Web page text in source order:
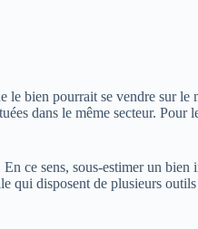
bien pourrait se vendre sur le
dans le même secteur.
ce sens, sous-estimer un
qui disposent de plusieurs